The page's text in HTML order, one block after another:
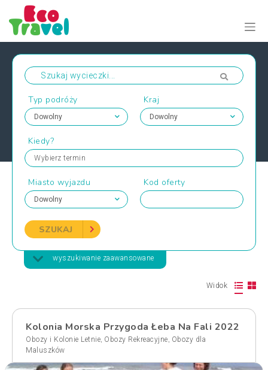
Typ podróży Kraj
Kiedy?
Wybierz termin
Miasto wyjazdu Kod oferty
SZUKAJ
wyszukiwanie zaawansowane
Widok
Kolonia Morska Przygoda Łeba Na Fali 2022
Obozy i Kolonie Letnie, Obozy Rekreacyjne, Obozy dla
Maluszków